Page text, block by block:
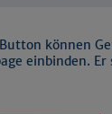
können
einbinden.